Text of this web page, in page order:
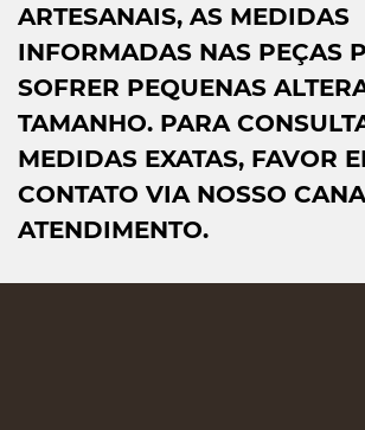
ARTESANAIS, AS MEDIDAS
INFORMADAS NAS PEÇAS
SOFRER PEQUENAS
TAMANHO. PARA
MEDIDAS EXATAS, FAVOR
CONTATO VIA NOSSO
ATENDIMENTO.